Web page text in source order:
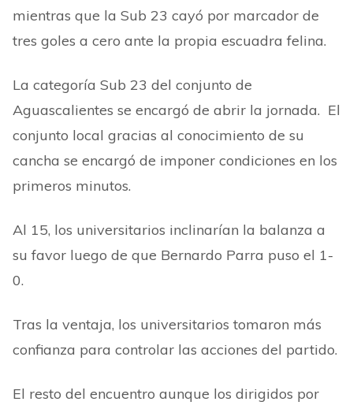
mientras que la Sub 23 cayó por marcador de
tres goles a cero ante la propia escuadra felina.
La categoría Sub 23 del conjunto de
Aguascalientes se encargó de abrir la jornada. El
conjunto local gracias al conocimiento de su
cancha se encargó de imponer condiciones en los
primeros minutos.
Al 15, los universitarios inclinarían la balanza a
su favor luego de que Bernardo Parra puso el 1-
0.
Tras la ventaja, los universitarios tomaron más
confianza para controlar las acciones del partido.
El resto del encuentro aunque los dirigidos por